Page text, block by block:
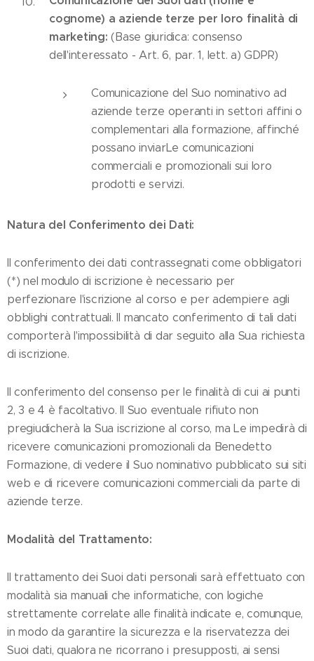
cognome) a aziende terze per loro finalità di
marketing: (Base giuridica: consenso
dell'interessato - Art. 6, par. 1, lett. a) GDPR)
Comunicazione del Suo nominativo ad
aziende terze operanti in settori affini o
complementari alla formazione, affinché
possano inviarLe comunicazioni
commerciali e promozionali sui loro
prodotti e servizi.
Natura del Conferimento dei Dati:
Il conferimento dei dati contrassegnati come obbligatori
(*) nel modulo di iscrizione è necessario per
perfezionare l'iscrizione al corso e per adempiere agli
obblighi contrattuali. Il mancato conferimento di tali dati
comporterà l'impossibilità di dar seguito alla Sua richiesta
di iscrizione.
Il conferimento del consenso per le finalità di cui ai punti
2, 3 e 4 è facoltativo. Il Suo eventuale rifiuto non
pregiudicherà la Sua iscrizione al corso, ma Le impedirà di
ricevere comunicazioni promozionali da Benedetto
Formazione, di vedere il Suo nominativo pubblicato sui siti
web e di ricevere comunicazioni commerciali da parte di
aziende terze.
Modalità del Trattamento:
Il trattamento dei Suoi dati personali sarà effettuato con
modalità sia manuali che informatiche, con logiche
strettamente correlate alle finalità indicate e, comunque,
in modo da garantire la sicurezza e la riservatezza dei
Suoi dati, qualora ne ricorrano i presupposti, ai sensi